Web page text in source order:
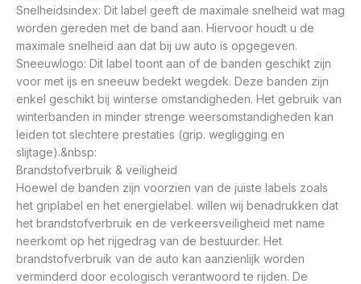
Snelheidsindex: Dit label geeft de maximale snelheid wat mag
worden gereden met de band aan. Hiervoor houdt u de
maximale snelheid aan dat bij uw auto is opgegeven.
Sneeuwlogo: Dit label toont aan of de banden geschikt zijn
voor met ijs en sneeuw bedekt wegdek. Deze banden zijn
enkel geschikt bij winterse omstandigheden. Het gebruik van
winterbanden in minder strenge weersomstandigheden kan
leiden tot slechtere prestaties (grip. wegligging en
slijtage).&nbsp:
Brandstofverbruik & veiligheid
Hoewel de banden zijn voorzien van de juiste labels zoals
het griplabel en het energielabel. willen wij benadrukken dat
het brandstofverbruik en de verkeersveiligheid met name
neerkomt op het rijgedrag van de bestuurder. Het
brandstofverbruik van de auto kan aanzienlijk worden
verminderd door ecologisch verantwoord te rijden. De